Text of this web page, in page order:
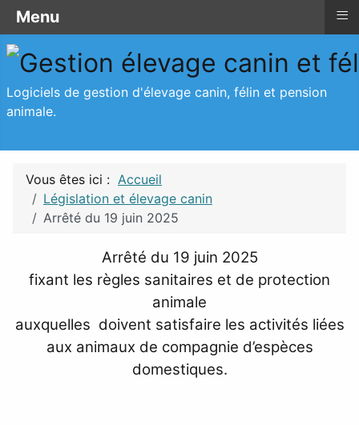
Logiciels de gestion d'élevage canin, félin et pension
animale.
Vous êtes ici : Accueil
Législation et élevage canin
Arrêté du 19 juin 2025
Arrêté du 19 juin 2025
fixant les règles sanitaires et de protection
animale
auxquelles doivent satisfaire les activités liées
aux animaux de compagnie d’espèces
domestiques.
Législation et élevage canin ≡
Menu ≡
Menu ≡